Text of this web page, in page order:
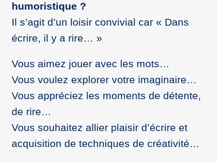
humoristique ?
Il s’agit d’un loisir convivial car « Dans
écrire, il y a rire… »
Vous aimez jouer avec les mots…
Vous voulez explorer votre imaginaire…
Vous appréciez les moments de détente,
de rire…
Vous souhaitez allier plaisir d’écrire et
acquisition de techniques de créativité…